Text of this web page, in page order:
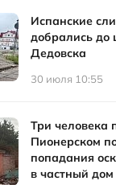
Испанские
добрались до
Дедовска
30 июля 10:55
Три человека
Пионерском
попадания
в частный дом